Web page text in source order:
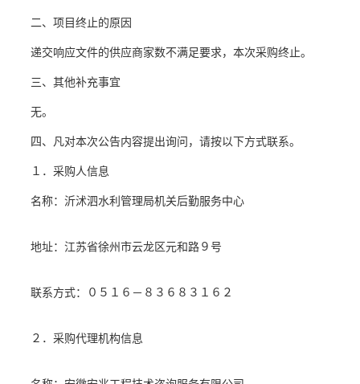
二、项目终止的原因
递交响应文件的供应商家数不满足要求，本次采购终止。
三、其他补充事宜
无。
四、凡对本次公告内容提出询问，请按以下方式联系。
１．采购人信息
名称： 沂沭泗水利管理局机关后勤服务中心
地址： 江苏省徐州市云龙区元和路 ９号
联系方式： ０５１６－８３６８３１６２
２．采购代理机构信息